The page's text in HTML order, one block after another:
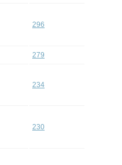
296
279
234
230